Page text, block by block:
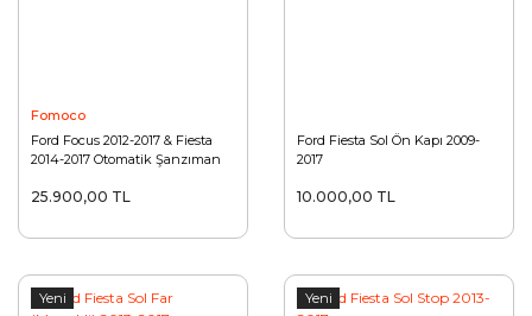
Fomoco
Ford Focus 2012-2017 & Fiesta
2014-2017 Otomatik Şanzıman
25.900,00 TL
Ford Fiesta Sol Ön Kapı 2009-
2017
10.000,00 TL
Yeni Yeni